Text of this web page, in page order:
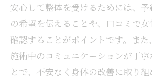
安心して整体を受けるためには、
の希望を伝えることや、口コミで
確認することがポイントです。ま
施術中のコミュニケーションが丁
とで、不安なく身体の改善に取り